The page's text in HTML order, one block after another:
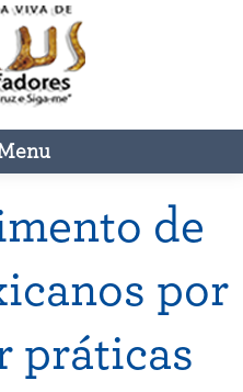
de
por
práticas